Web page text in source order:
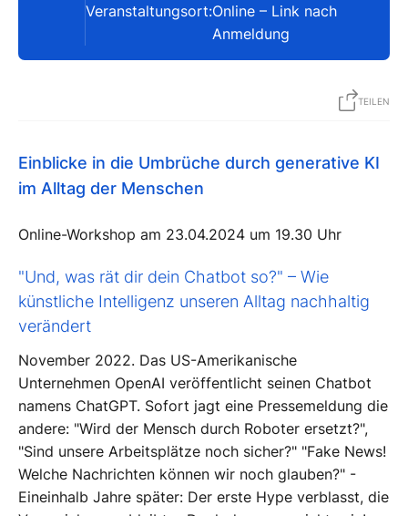
Veranstaltungsort:Online – Link nach
Anmeldung
TEILEN
Einblicke in die Umbrüche durch generative KI
im Alltag der Menschen
Online-Workshop am 23.04.2024 um 19.30 Uhr
"Und, was rät dir dein Chatbot so?" – Wie
künstliche Intelligenz unseren Alltag nachhaltig
verändert
November 2022. Das US-Amerikanische
Unternehmen OpenAI veröffentlicht seinen Chatbot
namens ChatGPT. Sofort jagt eine Pressemeldung die
andere: "Wird der Mensch durch Roboter ersetzt?",
"Sind unsere Arbeitsplätze noch sicher?" "Fake News!
Welche Nachrichten können wir noch glauben?" -
Eineinhalb Jahre später: Der erste Hype verblasst, die